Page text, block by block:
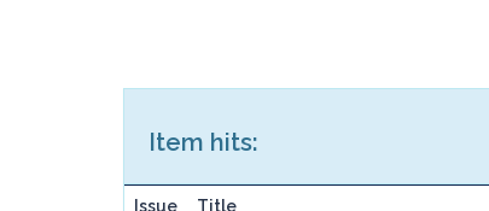
Item hits:
Issue Title